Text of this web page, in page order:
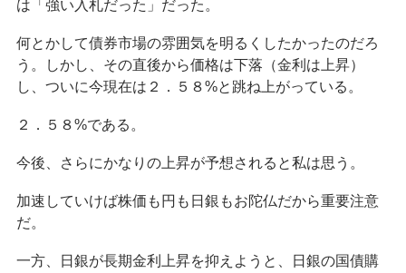
は「強い入札だった」だった。
何とかして債券市場の雰囲気を明るくしたかったのだろ
う。しかし、その直後から価格は下落（金利は上昇）
し、ついに今現在は２．５８%と跳ね上がっている。
２．５８%である。
今後、さらにかなりの上昇が予想されると私は思う。
加速していけば株価も円も日銀もお陀仏だから重要注意
だ。
一方、日銀が長期金利上昇を抑えようと、日銀の国債購